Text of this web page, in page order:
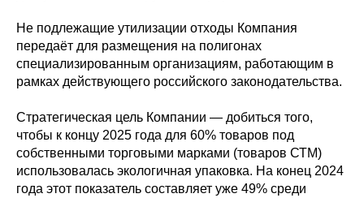
Не подлежащие утилизации отходы Компания
передаёт для размещения на полигонах
специализированным организациям, работающим в
рамках действующего российского законодательства.
Стратегическая цель Компании — добиться того,
чтобы к концу 2025 года для 60% товаров под
собственными торговыми марками (товаров СТМ)
использовалась экологичная упаковка. На конец 2024
года этот показатель составляет уже 49% среди